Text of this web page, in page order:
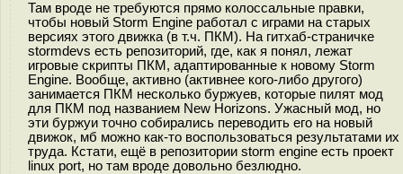
Там вроде не требуются прямо колоссальные правки,
чтобы новый Storm Engine работал с играми на старых
версиях этого движка (в т.ч. ПКМ). На гитхаб-страничке
stormdevs есть репозиторий, где, как я понял, лежат
игровые скрипты ПКМ, адаптированные к новому Storm
Engine. Вообще, активно (активнее кого-либо другого)
занимается ПКМ несколько буржуев, которые пилят мод
для ПКМ под названием New Horizons. Ужасный мод, но
эти буржуи точно собирались переводить его на новый
движок, мб можно как-то воспользоваться результатами их
труда. Кстати, ещё в репозитории storm engine есть проект
linux port, но там вроде довольно безлюдно.